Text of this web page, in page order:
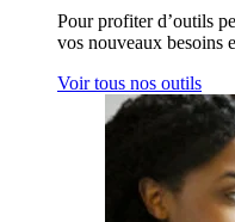
Pour profiter d’outils
vos nouveaux besoins
Voir tous nos outils